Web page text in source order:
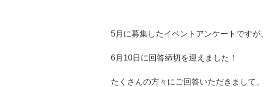
5月に募集したイベントアンケートですが、
6月10日に回答締切を迎えました！
たくさんの方々にご回答いただきまして、